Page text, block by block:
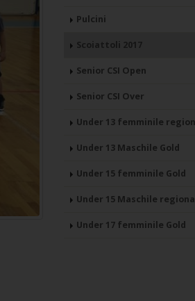
Pulcini
Scoiattoli 2017
Senior CSI Open
Senior CSI Over
Under 13 femminile
Under 13 Maschile Gold
Under 15 femminile Gold
Under 15 Maschile
Under 17 femminile Gold